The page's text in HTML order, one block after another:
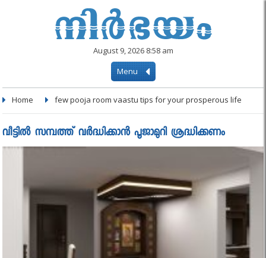
August 9, 2026 8:58 am
Menu
Home few pooja room vaastu tips for your prosperous life
വീട്ടില്‍ സമ്പത്ത് വര്‍ദ്ധിക്കാന്‍ പൂജാമുറി ശ്രദ്ധിക്കണം